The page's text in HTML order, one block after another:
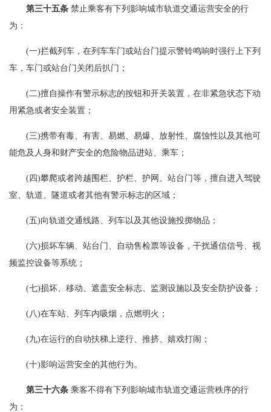
第三十五条 禁止乘客有下列影响城市轨道交通运营安全的行
为：
(一)拦截列车，在列车车门或站台门提示警铃鸣响时强行上下列
车，车门或站台门关闭后扒门；
(二)擅自操作有警示标志的按钮和开关装置，在非紧急状态下动
用紧急或者安全装置；
(三)携带有毒、有害、易燃、易爆、放射性、腐蚀性以及其他可
能危及人身和财产安全的危险物品进站、乘车；
(四)攀爬或者跨越围栏、护栏、护网、站台门等，擅自进入驾驶
室、轨道、隧道或者其他有警示标志的区域；
(五)向轨道交通线路、列车以及其他设施投掷物品；
(六)损坏车辆、站台门、自动售检票等设备，干扰通信信号、视
频监控设备等系统；
(七)损坏、移动、遮盖安全标志、监测设施以及安全防护设备；
(八)在车站、列车内吸烟，点燃明火；
(九)在运行的自动扶梯上逆行、推挤、嬉戏打闹；
(十)影响运营安全的其他行为。
第三十六条 乘客不得有下列影响城市轨道交通运营秩序的行
为：